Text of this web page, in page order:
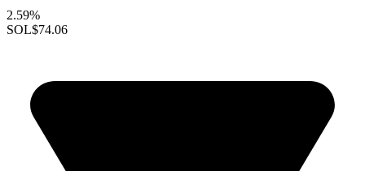
2.59%
SOL$74.06